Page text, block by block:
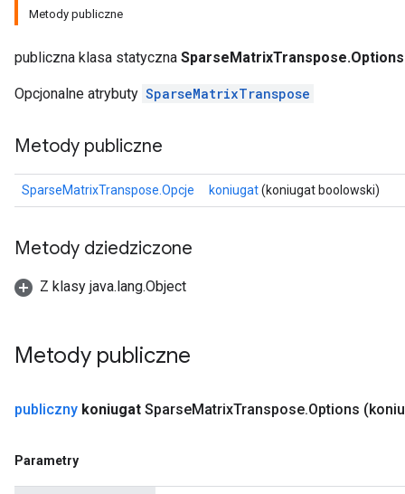
Metody publiczne
publiczna klasa statyczna SparseMatrixTranspose.Options
Opcjonalne atrybuty SparseMatrixTranspose
Metody publiczne
SparseMatrixTranspose.Opcje koniugat(koniugat boolowski)
Metody dziedziczone
Z klasy java.lang.Object
Metody publiczne
publiczny koniugat SparseMatrixTranspose.Options
Parametry